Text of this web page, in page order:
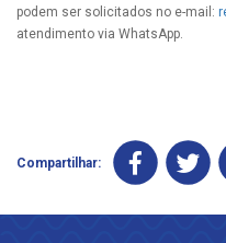
podem ser solicitados no e-mail:
atendimento via WhatsApp.
Compartilhar: